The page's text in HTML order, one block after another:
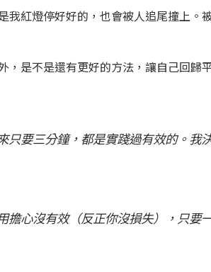
紅燈停好好的，也會被人追尾撞上。
是不是還有更好的方法，讓自己回歸
要三分鐘，都是實踐過有效的。我
心沒有效（反正你沒損失），只要